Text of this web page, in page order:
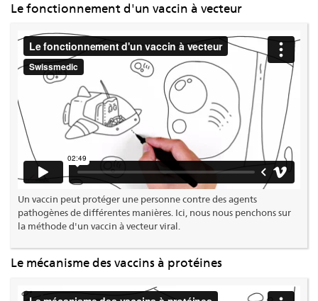
Le fonctionnement d'un vaccin à vecteur
Un vaccin peut protéger une personne contre des agents
pathogènes de différentes manières. Ici, nous nous penchons sur
la méthode d'un vaccin à vecteur viral.
Le mécanisme des vaccins à protéines